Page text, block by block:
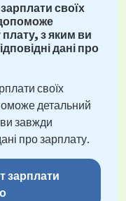
своїх
плату, з яким ви
дані про
своїх
детальний
ви завжди
про зарплату.
зарплати